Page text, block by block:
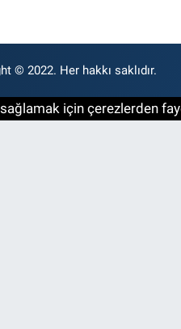
© 2022. Her hakkı saklıdır.
için çerezlerden